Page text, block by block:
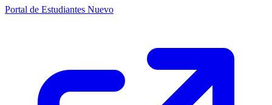
Portal de Estudiantes Nuevo